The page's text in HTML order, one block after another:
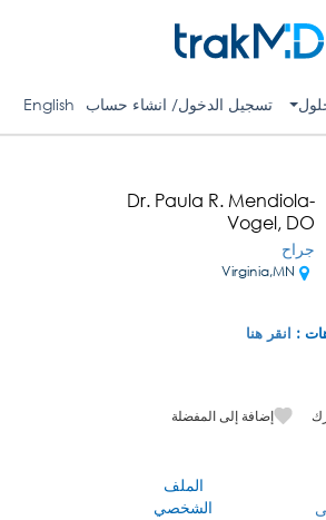
تسجيل الدخول/ انشاء حساب English
Dr. Paula R. Mendiola-
Vogel, DO
جراح
: انقر هنا
إضافة إلى المفضلة
الملف
الشخصي